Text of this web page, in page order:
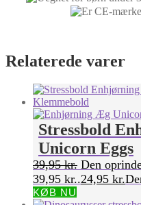
Relaterede varer
Stressbold
Unicorn Eggs
39,95kr. Den
39,95 kr..24,95 kr.
KØB NU